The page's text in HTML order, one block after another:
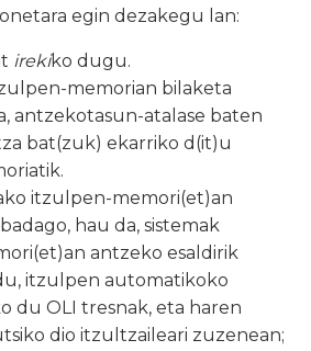
egin dezakegu lan:
irekiko dugu.
memorian bilaketa
antzekotasun-atalase baten
bat(zuk) ekarriko d(it)u
itzulpen-memori(et)an
hau da, sistemak
antzeko esaldirik
itzulpen automatikoko
du OLI tresnak, eta haren
dio itzultzaileari zuzenean;